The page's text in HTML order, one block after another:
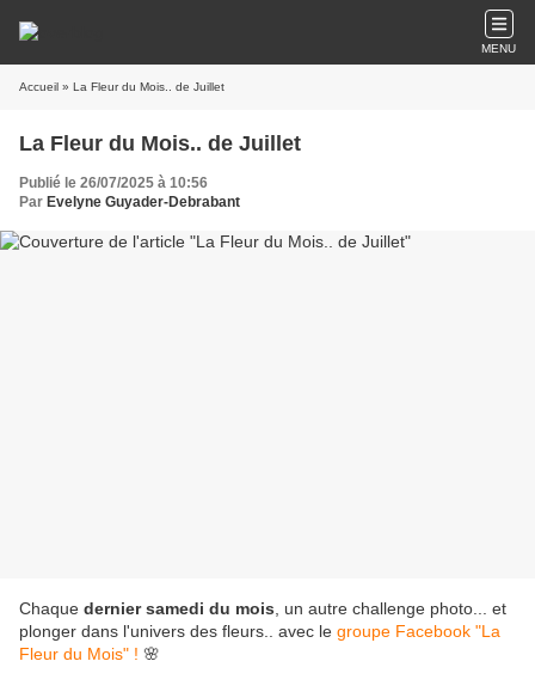
MENU
Accueil » La Fleur du Mois.. de Juillet
La Fleur du Mois.. de Juillet
Publié le 26/07/2025 à 10:56
Par Evelyne Guyader-Debrabant
Chaque dernier samedi du mois , un autre challenge photo... et
plonger dans l'univers des fleurs.. avec le groupe Facebook "La
Fleur du Mois" ! 🌸